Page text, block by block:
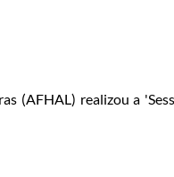
(AFHAL) realizou a